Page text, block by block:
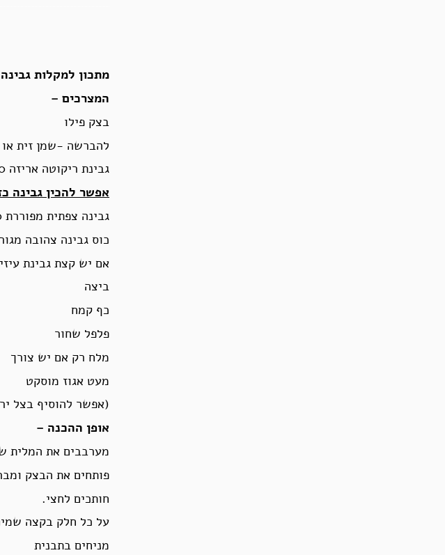
מתכון למקלות
המצרכים –
בצק פילו
להברשה -שמן זית או
גבינת ריקוטה אריזה 250 או גבינה אחרת ללא נוזלים כמו טבורוג וכו’
אפשר להכין גבינה
גבינה צפתית מפוררת 200 גר'(אפשר פטה ,בולגרית וכדומה )
כוס גבינה צהובה
אם יש קצת גבינת עיזים לטעם
ביצה
כף קמח
פלפל שחור
מלח רק אם יש צורך
מעט אגוז מוסקט
(אפשר להוסיף בצל
אופן ההכנה –
מערבבים את המלית
פותחים את הבצק
חותכים לחצי.
על כל חלק בקצה
מניחים בתבנית